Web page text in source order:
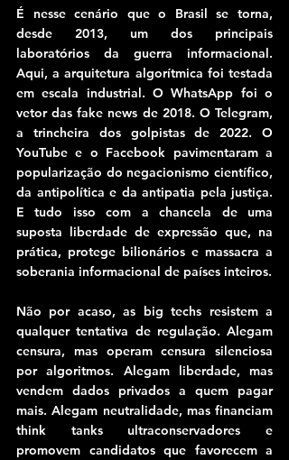
É nesse cenário que o Brasil se torna,
desde 2013, um dos principais
laboratórios da guerra informacional.
Aqui, a arquitetura algorítmica foi testada
em escala industrial. O WhatsApp foi o
vetor das fake news de 2018. O Telegram,
a trincheira dos golpistas de 2022. O
YouTube e o Facebook pavimentaram a
popularização do negacionismo científico,
da antipolítica e da antipatia pela justiça.
E tudo isso com a chancela de uma
suposta liberdade de expressão que, na
prática, protege bilionários e massacra a
soberania informacional de países inteiros.
Não por acaso, as big techs resistem a
qualquer tentativa de regulação. Alegam
censura, mas operam censura silenciosa
por algoritmos. Alegam liberdade, mas
vendem dados privados a quem pagar
mais. Alegam neutralidade, mas financiam
think tanks ultraconservadores e
promovem candidatos que favorecem a